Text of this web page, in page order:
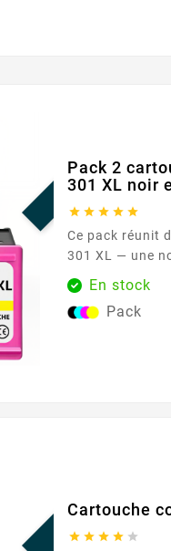
PROMO !
Pack 2
301 XL noir
    
Ce pack réunit deux
301 XL — une noire et une couleur — pour des
impressions
fonctionner
références HP 301 / HP 301 XL , elles offrent une
En stock
Pack
PROMO !
Cartouche
    